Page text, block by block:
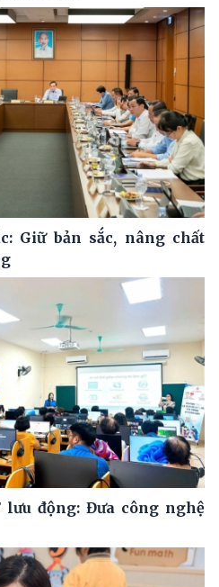
Giữ bản sắc, nâng chất
lưu động: Đưa công nghệ